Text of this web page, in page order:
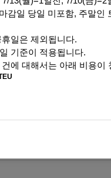
감일 당일 미포함, 주말인
일은 제외됩니다.
기준이 적용됩니다.
에 대해서는 아래 비용이